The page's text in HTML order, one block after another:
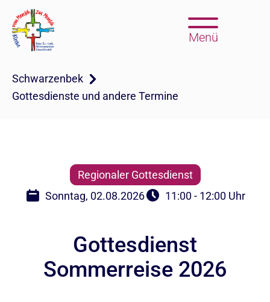
Menü
Schwarzenbek
Gottesdienste und andere Termine
Regionaler Gottesdienst
Sonntag, 02.08.2026
11:00 - 12:00 Uhr
Gottesdienst
Sommerreise 2026